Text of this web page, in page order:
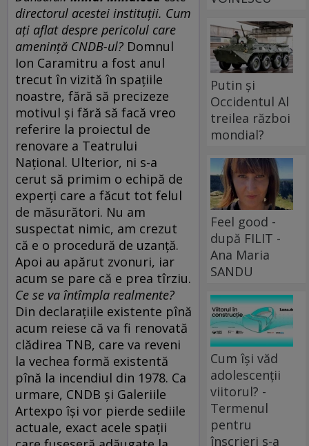
directorul acestei instituţii. Cum
aţi aflat despre pericolul care
ameninţă CNDB-ul? Domnul
Ion Caramitru a fost anul
trecut în vizită în spaţiile
noastre, fără să precizeze
motivul şi fără să facă vreo
referire la proiectul de
renovare a Teatrului
Naţional. Ulterior, ni s-a
cerut să primim o echipă de
experţi care a făcut tot felul
de măsurători. Nu am
suspectat nimic, am crezut
că e o procedură de uzanţă.
Apoi au apărut zvonuri, iar
acum se pare că e prea tîrziu.
Ce se va întîmpla realmente?
Din declaraţiile existente pînă
acum reiese că va fi renovată
clădirea TNB, care va reveni
la vechea formă existentă
pînă la incendiul din 1978. Ca
urmare, CNDB şi Galeriile
Artexpo îşi vor pierde sediile
actuale, exact acele spaţii
Putin și
Occidentul Al
treilea război
mondial?
Feel good -
după FILIT -
Ana Maria
SANDU
Cum își văd
adolescenții
viitorul? -
Termenul
pentru
înscrieri s-a